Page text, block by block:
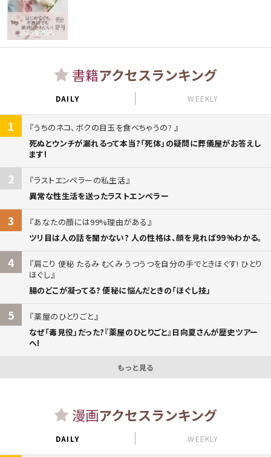
書籍アクセスランキング
DAILY WEEKLY
1
うちのネコ、ボクの目玉を食べちゃうの?
死ぬとウンチが漏れるって本当?「死体」の疑問に葬儀屋がお答えし
ます!
2
ラストエンペラーの私生活
異常な性生活を送ったラストエンペラー
3
あなたの顔には99%理由がある
ツリ目は人の話を聞かない? 人の性格は、顔を見れば99%わかる。
4
肩こり 便秘 たるみ むくみ うつうつを自分の手でときほぐす! ひとり
ほぐし
腸のどこが凝ってる? 便秘に悩んだときの「ほぐし技」
5
薬屋のひとりごと
なぜ「毒見役」だった?『薬屋のひとりごと』日向夏さんが歴史ツアー
へ!
もっと見る
漫画アクセスランキング
DAILY WEEKLY